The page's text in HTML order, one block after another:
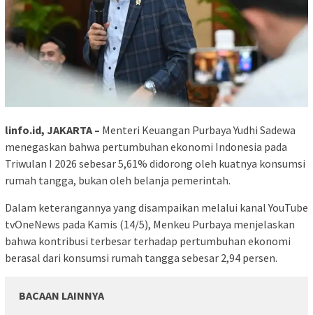
linfo.id, JAKARTA – Menteri Keuangan Purbaya Yudhi Sadewa
menegaskan bahwa pertumbuhan ekonomi Indonesia pada
Triwulan I 2026 sebesar 5,61% didorong oleh kuatnya konsumsi
rumah tangga, bukan oleh belanja pemerintah.
Dalam keterangannya yang disampaikan melalui kanal YouTube
tvOneNews pada Kamis (14/5), Menkeu Purbaya menjelaskan
bahwa kontribusi terbesar terhadap pertumbuhan ekonomi
berasal dari konsumsi rumah tangga sebesar 2,94 persen.
BACAAN LAINNYA